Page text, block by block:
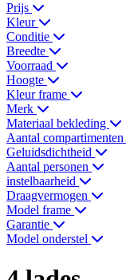
Prijs
Kleur
Conditie
Breedte
Voorraad
Hoogte
Kleur frame
Merk
Materiaal bekleding
Aantal compartimenten
Geluidsdichtheid
Aantal personen
instelbaarheid
Draagvermogen
Model frame
Garantie
Model onderstel